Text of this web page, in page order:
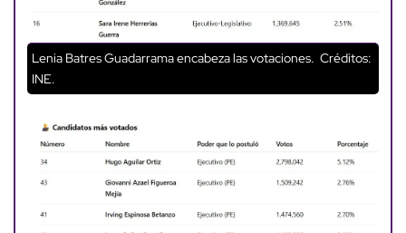
Lenia Batres Guadarrama encabeza las votaciones. Créditos:
INE.